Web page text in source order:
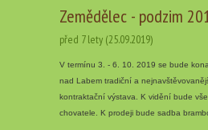
Zemědělec - podzim
před 7 lety (25.09.2019)
V termínu 3. - 6. 10. 2019 se bude
nad Labem tradiční a
kontraktační výstava. K vidění bude
chovatele. K prodeji bude sadba